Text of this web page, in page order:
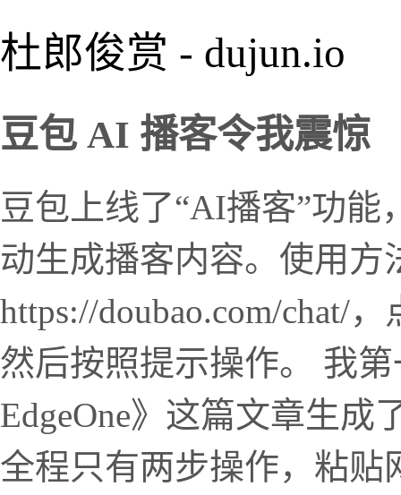
杜郎俊赏 - dujun.io
豆包 AI 播客令我震惊
豆包上线了“AI播客”功
动生成播客内容。使用方
https://doubao.com/chat/
然后按照提示操作。 我
EdgeOne》这篇文章生
全程只有两步操作，粘贴